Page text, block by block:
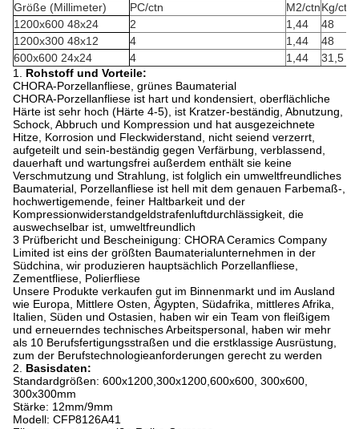
Größe (Millimeter)
PC/ctn M2/ctnKg/ctn
1200x600 48x24
2 1,44 48
1200x300 48x12
4 1,44 48
600x600 24x24
4 1,44 31,5
1. Rohstoff und Vorteile:
CHORA-Porzellanfliese, grünes Baumaterial
CHORA-Porzellanfliese ist hart und kondensiert, oberflächliche
Härte ist sehr hoch (Härte 4-5), ist Kratzer-beständig, Abnutzung,
Schock, Abbruch und Kompression und hat ausgezeichnete
Hitze, Korrosion und Fleckwiderstand, nicht seiend verzerrt,
aufgeteilt und sein-beständig gegen Verfärbung, verblassend,
dauerhaft und wartungsfrei außerdem enthält sie keine
Verschmutzung und Strahlung, ist folglich ein umweltfreundliches
Baumaterial, Porzellanfliese ist hell mit dem genauen Farbemaß-,
hochwertigemende, feiner Haltbarkeit und der
Kompressionwiderstandgeldstrafenluftdurchlässigkeit, die
auswechselbar ist, umweltfreundlich
3 Prüfbericht und Bescheinigung: CHORA Ceramics Company
Limited ist eins der größten Baumaterialunternehmen in der
Südchina, wir produzieren hauptsächlich Porzellanfliese,
Zementfliese, Polierfliese
Unsere Produkte verkaufen gut im Binnenmarkt und im Ausland
wie Europa, Mittlere Osten, Ägypten, Südafrika, mittleres Afrika,
Italien, Süden und Ostasien, haben wir ein Team von fleißigem
und erneuerndes technisches Arbeitspersonal, haben wir mehr
als 10 Berufsfertigungsstraßen und die erstklassige Ausrüstung,
zum der Berufstechnologieanforderungen gerecht zu werden
2. Basisdaten:
Standardgrößen: 600x1200,300x1200,600x600, 300x600,
300x300mm
Stärke: 12mm/9mm
Modell: CFP8126A41